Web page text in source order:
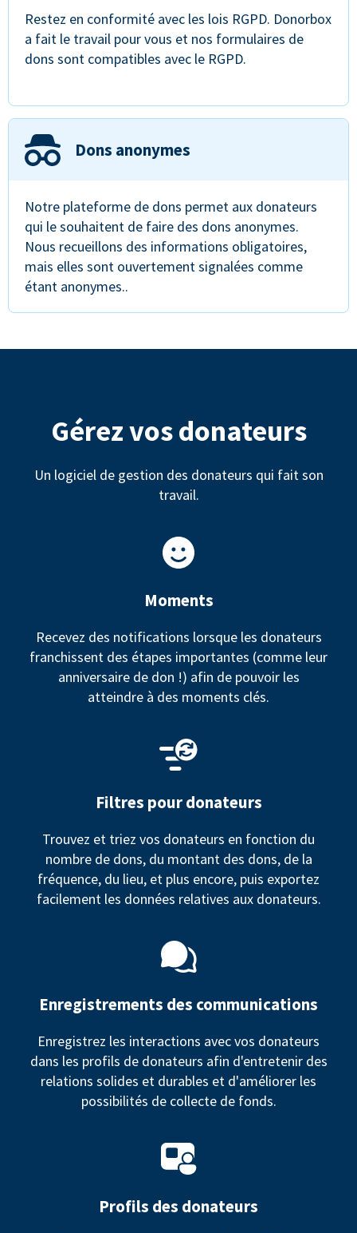
Restez en conformité avec les lois RGPD. Donorbox
a fait le travail pour vous et nos formulaires de
dons sont compatibles avec le RGPD.
Dons anonymes
Notre plateforme de dons permet aux donateurs
qui le souhaitent de faire des dons anonymes.
Nous recueillons des informations obligatoires,
mais elles sont ouvertement signalées comme
étant anonymes..
Gérez vos donateurs
Un logiciel de gestion des donateurs qui fait son
travail.
Moments
Recevez des notifications lorsque les donateurs
franchissent des étapes importantes (comme leur
anniversaire de don !) afin de pouvoir les
atteindre à des moments clés.
Filtres pour donateurs
Trouvez et triez vos donateurs en fonction du
nombre de dons, du montant des dons, de la
fréquence, du lieu, et plus encore, puis exportez
facilement les données relatives aux donateurs.
Enregistrements des communications
Enregistrez les interactions avec vos donateurs
dans les profils de donateurs afin d'entretenir des
relations solides et durables et d'améliorer les
possibilités de collecte de fonds.
Profils des donateurs